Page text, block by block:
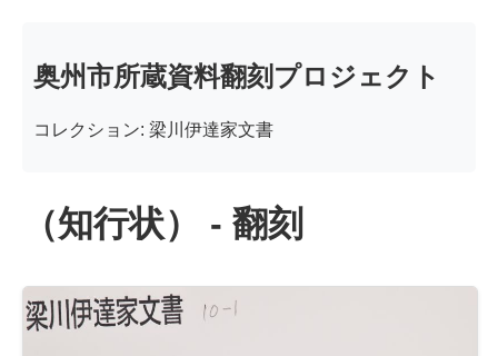
奥州市所蔵資料翻刻プロジェクト
コレクション: 梁川伊達家文書
（知行状） - 翻刻